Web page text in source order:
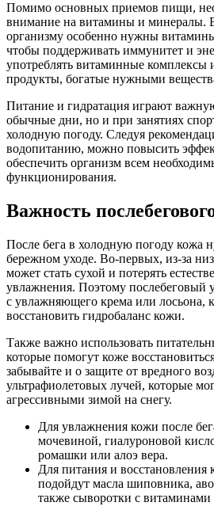
Помимо основных приемов пищи,
внимание на витамины и минералы.
организму особенно нужны
чтобы поддерживать иммунитет и
употреблять витаминные комплексы
продукты, богатые нужными
Питание и гидратация играют
обычные дни, но и при занятиях
холодную погоду. Следуя
водопитанию, можно повысить
обеспечить организм всем
функционирования.
Важность
После бега в холодную погоду кожа
бережном уходе. Во-первых, из-за
может стать сухой и потерять
увлажнения. Поэтому послебеговый
с увлажняющего крема или лосьона,
восстановить гидробаланс кожи.
Также важно использовать
которые помогут коже
забывайте и о защите от вредного
ультрафиолетовых лучей, которые
агрессивными зимой на снегу.
Для увлажнения кожи после
мочевиной, гиалуроновой
ромашки или алоэ вера.
Для питания и восстановления
подойдут масла шиповника,
также сыворотки с